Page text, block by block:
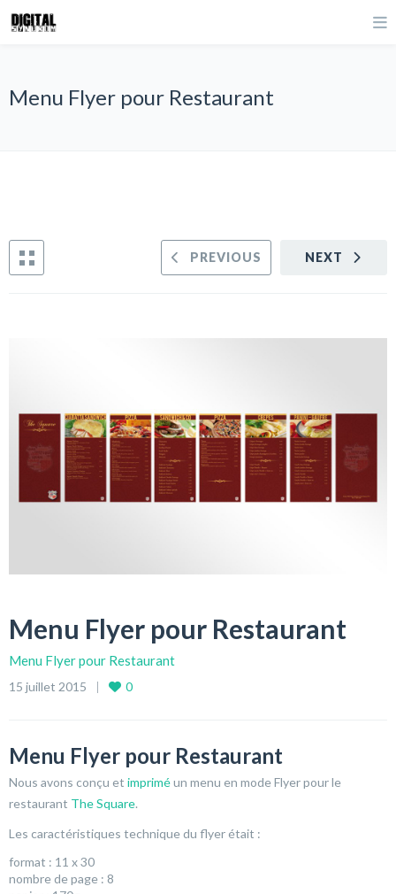
Menu Flyer pour Restaurant
NEXT
PREVIOUS
Menu Flyer pour Restaurant
Menu Flyer pour Restaurant
15 juillet 2015 0
Menu Flyer pour Restaurant
Nous avons conçu et impriméun menu en mode Flyer pour le
restaurant The Square.
Les caractéristiques technique du flyer était :
format : 11 x 30
nombre de page : 8